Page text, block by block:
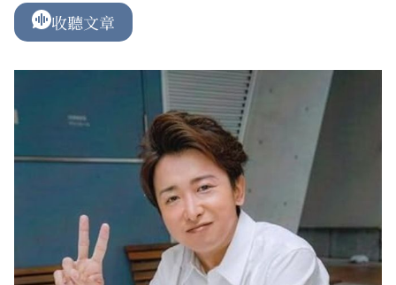
收聽文章